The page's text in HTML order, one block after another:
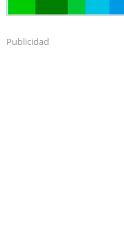
Publicidad